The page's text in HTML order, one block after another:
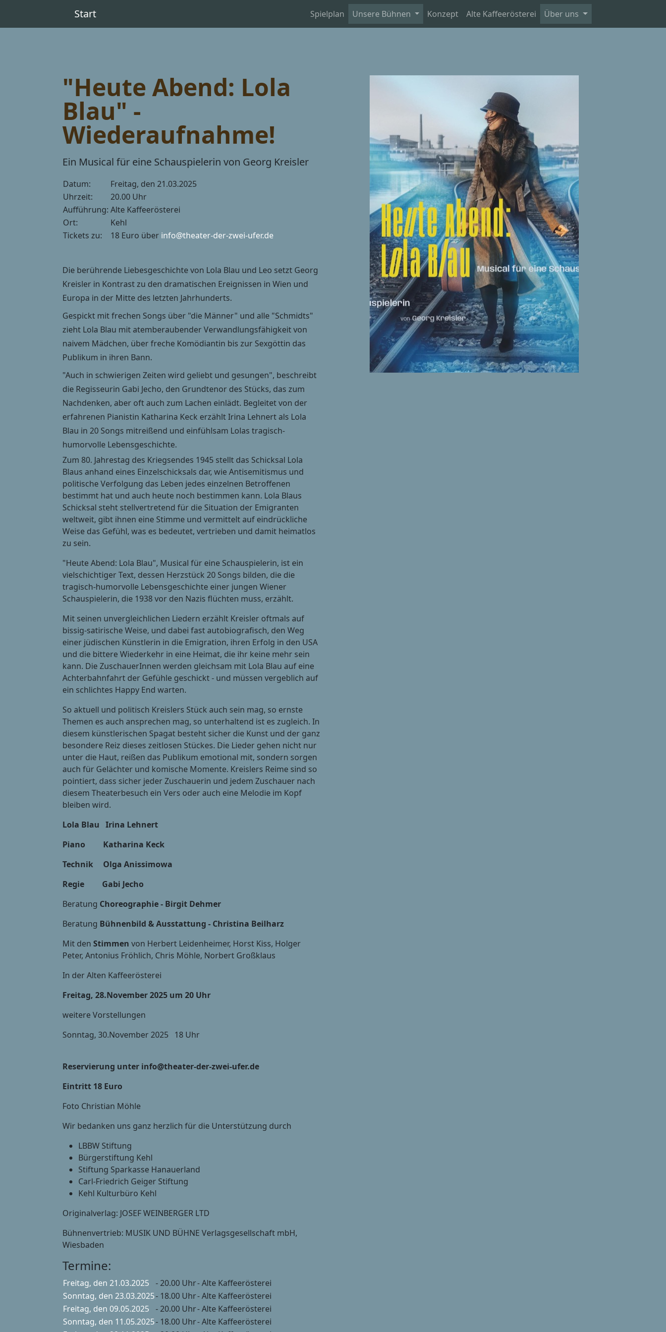
Start Spielplan Unsere Bühnen Konzept Alte Kaffeerösterei Über uns
"Heute Abend: Lola
Blau" -
Wiederaufnahme!
Ein Musical für eine Schauspielerin von Georg Kreisler
Datum:
Freitag, den 21.03.2025
Uhrzeit:
20.00 Uhr
Aufführung: Alte Kaffeerösterei
Ort:
Kehl
Tickets zu:
18 Euro über info@theater-der-zwei-ufer.de
Die berührende Liebesgeschichte von Lola Blau und Leo setzt Georg
Kreisler in Kontrast zu den dramatischen Ereignissen in Wien und
Europa in der Mitte des letzten Jahrhunderts.
Gespickt mit frechen Songs über "die Männer" und alle "Schmidts"
zieht Lola Blau mit atemberaubender Verwandlungsfähigkeit von
naivem Mädchen, über freche Komödiantin bis zur Sexgöttin das
Publikum in ihren Bann.
"Auch in schwierigen Zeiten wird geliebt und gesungen", beschreibt
die Regisseurin Gabi Jecho, den Grundtenor des Stücks, das zum
Nachdenken, aber oft auch zum Lachen einlädt. Begleitet von der
erfahrenen Pianistin Katharina Keck erzählt Irina Lehnert als Lola
Blau in 20 Songs mitreißend und einfühlsam Lolas tragisch-
humorvolle Lebensgeschichte.
Zum 80. Jahrestag des Kriegsendes 1945 stellt das Schicksal Lola
Blaus anhand eines Einzelschicksals dar, wie Antisemitismus und
politische Verfolgung das Leben jedes einzelnen Betroffenen
bestimmt hat und auch heute noch bestimmen kann. Lola Blaus
Schicksal steht stellvertretend für die Situation der Emigranten
weltweit, gibt ihnen eine Stimme und vermittelt auf eindrückliche
Weise das Gefühl, was es bedeutet, vertrieben und damit heimatlos
zu sein.
"Heute Abend: Lola Blau", Musical für eine Schauspielerin, ist ein
vielschichtiger Text, dessen Herzstück 20 Songs bilden, die die
tragisch-humorvolle Lebensgeschichte einer jungen Wiener
Schauspielerin, die 1938 vor den Nazis flüchten muss, erzählt.
Mit seinen unvergleichlichen Liedern erzählt Kreisler oftmals auf
bissig-satirische Weise, und dabei fast autobiografisch, den Weg
einer jüdischen Künstlerin in die Emigration, ihren Erfolg in den USA
und die bittere Wiederkehr in eine Heimat, die ihr keine mehr sein
kann. Die ZuschauerInnen werden gleichsam mit Lola Blau auf eine
Achterbahnfahrt der Gefühle geschickt - und müssen vergeblich auf
ein schlichtes Happy End warten.
So aktuell und politisch Kreislers Stück auch sein mag, so ernste
Themen es auch ansprechen mag, so unterhaltend ist es zugleich. In
diesem künstlerischen Spagat besteht sicher die Kunst und der ganz
besondere Reiz dieses zeitlosen Stückes. Die Lieder gehen nicht nur
unter die Haut, reißen das Publikum emotional mit, sondern sorgen
auch für Gelächter und komische Momente. Kreislers Reime sind so
pointiert, dass sicher jeder Zuschauerin und jedem Zuschauer nach
diesem Theaterbesuch ein Vers oder auch eine Melodie im Kopf
bleiben wird.
Lola Blau Irina Lehnert
Piano Katharina Keck
Technik Olga Anissimowa
Regie Gabi Jecho
Beratung Choreographie - Birgit Dehmer
Beratung Bühnenbild & Ausstattung - Christina Beilharz
Mit den Stimmen von Herbert Leidenheimer, Horst Kiss, Holger
Peter, Antonius Fröhlich, Chris Möhle, Norbert Großklaus
In der Alten Kaffeerösterei
Freitag, 28.November 2025 um 20 Uhr
weitere Vorstellungen
Sonntag, 30.November 2025 18 Uhr
Reservierung unter info@theater-der-zwei-ufer.de
Eintritt 18 Euro
Foto Christian Möhle
Wir bedanken uns ganz herzlich für die Unterstützung durch
LBBW Stiftung
Bürgerstiftung Kehl
Stiftung Sparkasse Hanauerland
Carl-Friedrich Geiger Stiftung
Kehl Kulturbüro Kehl
Originalverlag: JOSEF WEINBERGER LTD
Bühnenvertrieb: MUSIK UND BÜHNE Verlagsgesellschaft mbH,
Wiesbaden
Termine:
Freitag, den 21.03.2025 - 20.00 Uhr- Alte Kaffeerösterei
Sonntag, den 23.03.2025- 18.00 Uhr- Alte Kaffeerösterei
Freitag, den 09.05.2025 - 20.00 Uhr- Alte Kaffeerösterei
Sonntag, den 11.05.2025- 18.00 Uhr- Alte Kaffeerösterei